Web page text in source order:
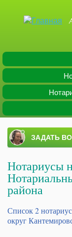
Main menu
Нотариусы
района
Список 2
округ